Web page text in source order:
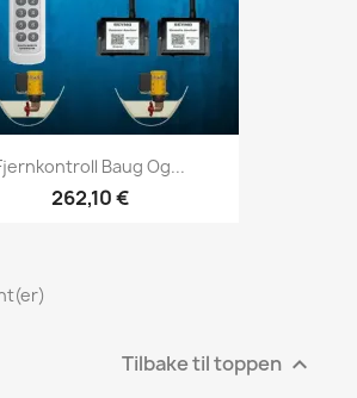
Baug Og...
262,10 €
Tilbake til toppen 